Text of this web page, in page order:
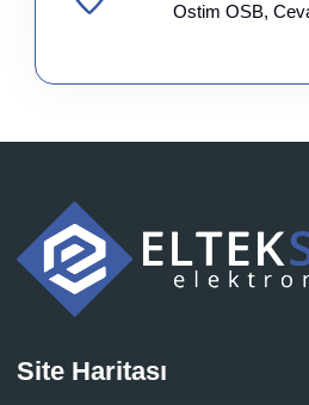
Ostim OSB,
Site Haritası